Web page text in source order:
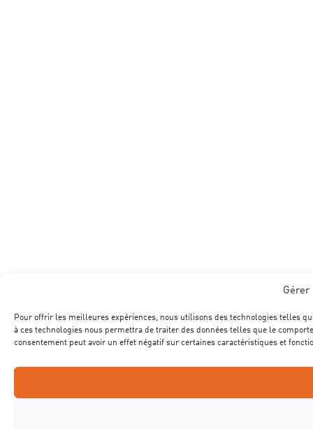
Gérer
Pour offrir les meilleures expériences, nous utilisons des technologies telles
à ces technologies nous permettra de traiter des données telles que le
consentement peut avoir un effet négatif sur certaines caractéristiques et